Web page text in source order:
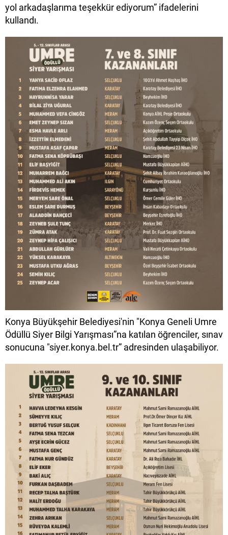
yol arkadaşlarıma teşekkür ediyorum” ifadelerini
kullandı.
Konya Büyükşehir Belediyesi'nin "Konya Geneli Umre
Ödüllü Siyer Bilgi Yarışması”na katılan öğrenciler, sınav
sonucuna "siyer.konya.bel.tr” adresinden ulaşabiliyor.